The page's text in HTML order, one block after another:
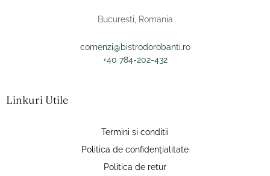
Bucuresti, Romania
comenzi@bistrodorobanti.ro
+40 784-202-432
Linkuri Utile
Termini si conditii
Politica de confidențialitate
Politica de retur